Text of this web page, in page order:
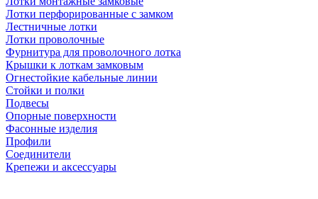
Лотки перфорированные с замком
Лестничные лотки
Лотки проволочные
Фурнитура для проволочного лотка
Крышки к лоткам замковым
Огнестойкие кабельные линии
Стойки и полки
Подвесы
Опорные поверхности
Фасонные изделия
Профили
Соединители
Крепежи и аксессуары